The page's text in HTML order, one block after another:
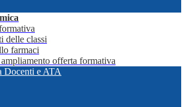
delle classi
farmaci
offerta formativa
Docenti e ATA